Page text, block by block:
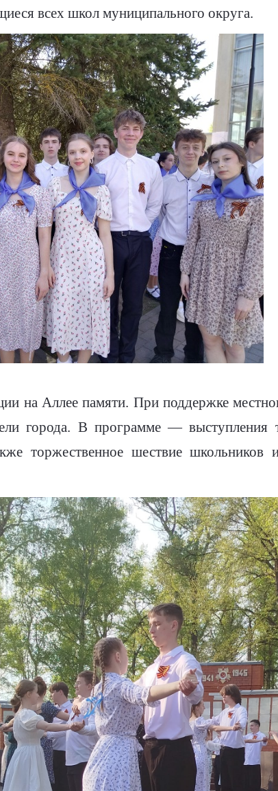
всех школ муниципального округа.
на Аллее памяти. При поддержке
города. В программе — выступления
торжественное шествие школьников